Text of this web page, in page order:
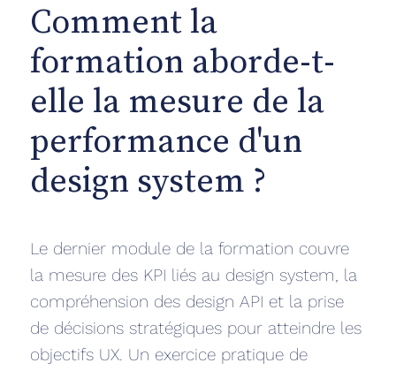
Comment la
formation aborde-t-
elle la mesure de la
performance d'un
design system ?
Le dernier module de la formation couvre
la mesure des KPI liés au design system, la
compréhension des design API et la prise
de décisions stratégiques pour atteindre les
objectifs UX. Un exercice pratique de